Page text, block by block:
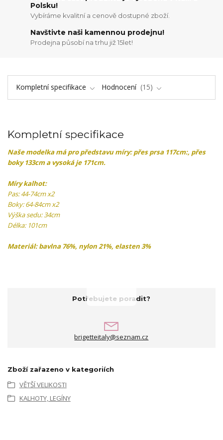
Polsku!
Vybíráme kvalitní a cenově dostupné zboží.
Navštivte naši kamennou prodejnu!
Prodejna působí na trhu již 15let!
Kompletní specifikace Hodnocení 15
Kompletní specifikace
Naše modelka má pro představu míry: přes prsa 117cm:, přes
boky 133cm a vysoká je 171cm.
Míry kalhot:
Pas: 44-74cm x2
Boky: 64-84cm x2
Výška sedu: 34cm
Délka: 101cm
Materiál: bavlna 76%, nylon 21%, elasten 3%
Potřebujete poradit?
brigetteitaly@seznam.cz
Zboží zařazeno v kategoriích
VĚTŠÍ VELIKOSTI
KALHOTY, LEGÍNY